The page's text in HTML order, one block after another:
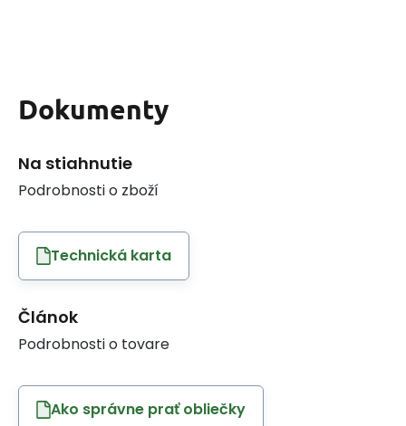
Dokumenty
Na stiahnutie
Podrobnosti o zboží
Technická karta
Článok
Podrobnosti o tovare
Ako správne prať obliečky